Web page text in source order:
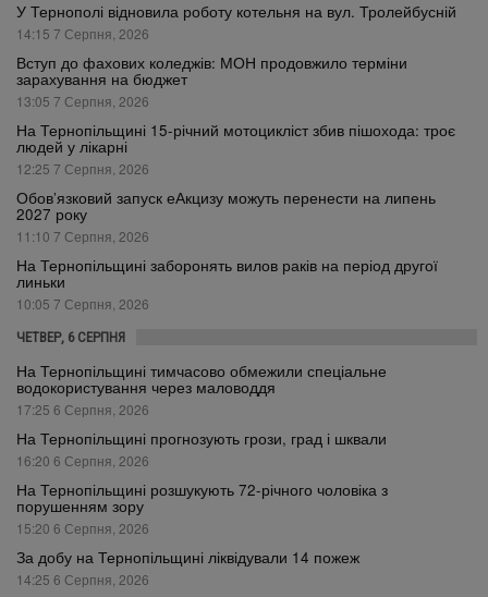
У Тернополі відновила роботу котельня на вул. Тролейбусній
14:15 7 Серпня, 2026
Вступ до фахових коледжів: МОН продовжило терміни
зарахування на бюджет
13:05 7 Серпня, 2026
На Тернопільщині 15-річний мотоцикліст збив пішохода: троє
людей у лікарні
12:25 7 Серпня, 2026
Обов’язковий запуск еАкцизу можуть перенести на липень
2027 року
11:10 7 Серпня, 2026
На Тернопільщині заборонять вилов раків на період другої
линьки
10:05 7 Серпня, 2026
ЧЕТВЕР, 6 СЕРПНЯ
На Тернопільщині тимчасово обмежили спеціальне
водокористування через маловоддя
17:25 6 Серпня, 2026
На Тернопільщині прогнозують грози, град і шквали
16:20 6 Серпня, 2026
На Тернопільщині розшукують 72-річного чоловіка з
порушенням зору
15:20 6 Серпня, 2026
За добу на Тернопільщині ліквідували 14 пожеж
14:25 6 Серпня, 2026